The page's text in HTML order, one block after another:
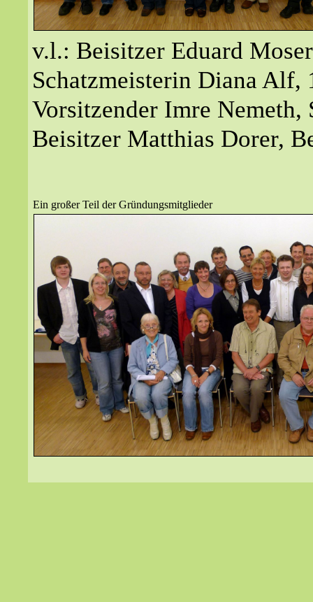
v.l.: Beisitzer Eduard
Schatzmeisterin Diana Alf,
Vorsitzender Imre
Beisitzer Matthias Dorer,
Ein großer Teil der Gründungsmitglieder